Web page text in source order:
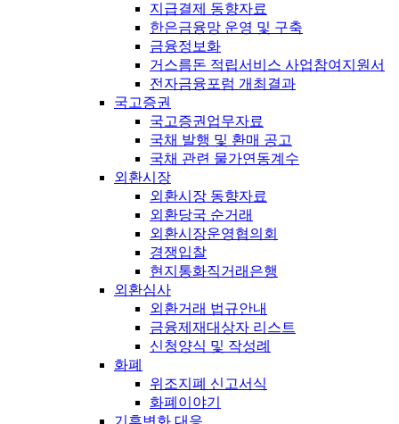
지급결제 동향자료
한은금융망 운영 및 구축
금융정보화
거스름돈 적립서비스 사업참여지원서
전자금융포럼 개최결과
국고증권
국고증권업무자료
국채 발행 및 환매 공고
국채 관련 물가연동계수
외환시장
외환시장 동향자료
외환당국 순거래
외환시장운영협의회
경쟁입찰
현지통화직거래은행
외환심사
외환거래 법규안내
금융제재대상자 리스트
신청양식 및 작성례
화폐
위조지폐 신고서식
화폐이야기